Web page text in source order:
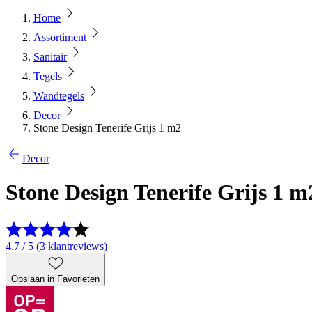
Home
Assortiment
Sanitair
Tegels
Wandtegels
Decor
Stone Design Tenerife Grijs 1 m2
Decor
Stone Design Tenerife Grijs 1
4.7 / 5 (3 klantreviews)
Opslaan in Favorieten